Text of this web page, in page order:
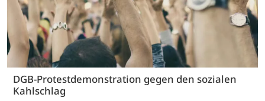
DGB-Protestdemonstration gegen den sozialen
Kahlschlag